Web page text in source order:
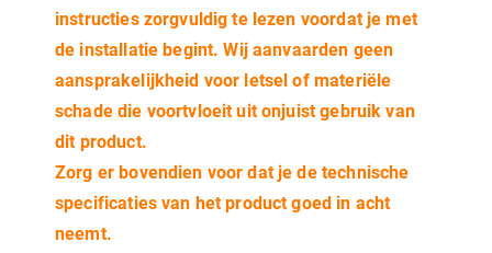
instructies zorgvuldig te lezen voordat je met
de installatie begint. Wij aanvaarden geen
aansprakelijkheid voor letsel of materiële
schade die voortvloeit uit onjuist gebruik van
dit product.
Zorg er bovendien voor dat je de technische
specificaties van het product goed in acht
neemt.